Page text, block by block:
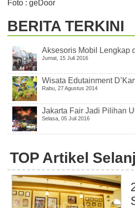
Foto : geDoor
BERITA TERKINI
Aksesoris Mobil Lengkap
Jumat, 15 Juli 2016
Wisata Edutainment
Rabu, 27 Agustus 2014
Jakarta Fair Jadi Pilihan
Selasa, 05 Juli 2016
TOP Artikel